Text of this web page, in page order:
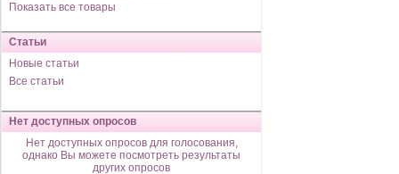
Показать все товары
Статьи
Новые статьи
Все статьи
Нет доступных опросов
Нет доступных опросов для голосования,
однако Вы можете посмотреть результаты
других опросов